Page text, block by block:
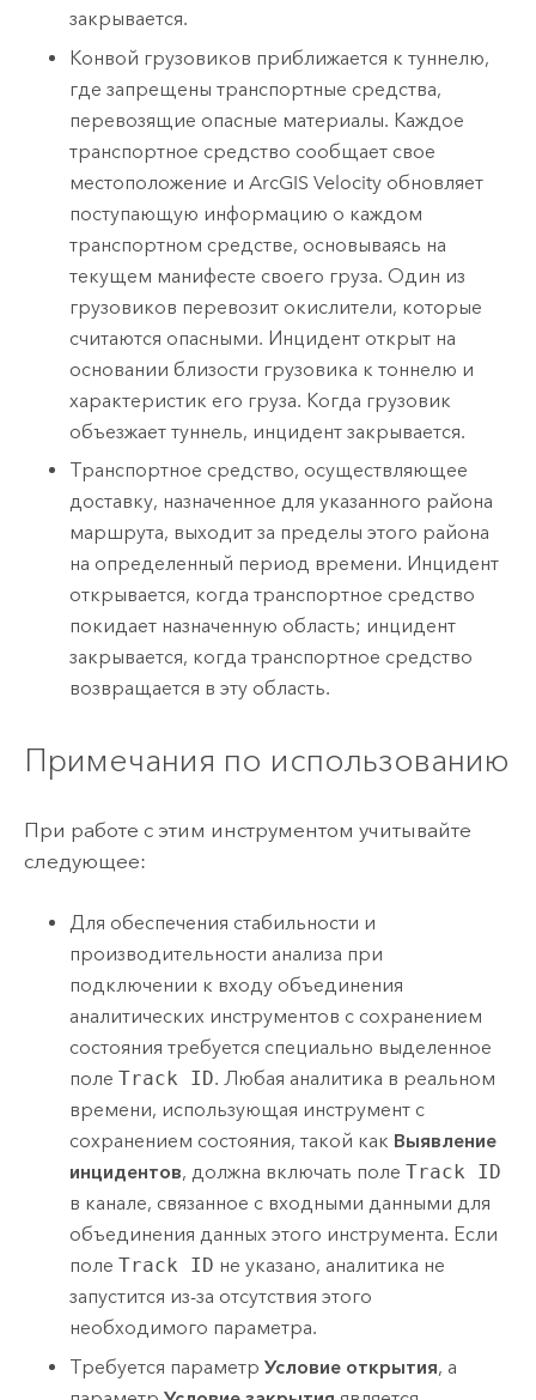
закрывается.
Конвой грузовиков приближается к туннелю,
где запрещены транспортные средства,
перевозящие опасные материалы. Каждое
транспортное средство сообщает свое
местоположение иArcGIS Velocity обновляет
поступающую информацию о каждом
транспортном средстве, основываясь на
текущем манифесте своего груза. Один из
грузовиков перевозит окислители, которые
считаются опасными. Инцидент открыт на
основании близости грузовика к тоннелю и
характеристик его груза. Когда грузовик
объезжает туннель, инцидент закрывается.
Транспортное средство, осуществляющее
доставку, назначенное для указанного района
маршрута, выходит за пределы этого района
на определенный период времени. Инцидент
открывается, когда транспортное средство
покидает назначенную область; инцидент
закрывается, когда транспортное средство
возвращается в эту область.
Примечания по использованию
При работе с этим инструментом учитывайте
следующее:
Для обеспечения стабильности и
производительности анализа при
подключении к входу объединения
аналитических инструментов с сохранением
состояния требуется специально выделенное
полеTrack ID. Любая аналитика в реальном
времени, использующая инструмент с
сохранением состояния, такой как Выявление
инцидентов, должна включать полеTrack ID
в канале, связанное с входными данными для
объединения данных этого инструмента. Если
полеTrack ID не указано, аналитика не
запустится из-за отсутствия этого
необходимого параметра.
Требуется параметрУсловие открытия, а